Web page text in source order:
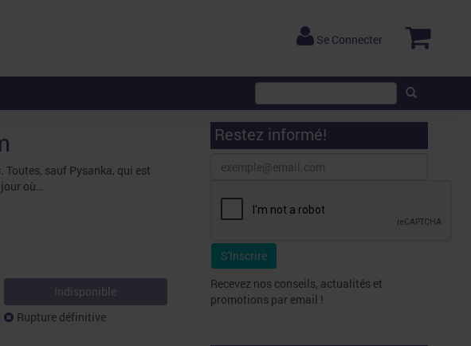
Se Connecter
sauf Pysanka, qui est
où…
Indisponible
Rupture définitive
Restez informé!
Recevez nos conseils, actualités et
promotions par email !